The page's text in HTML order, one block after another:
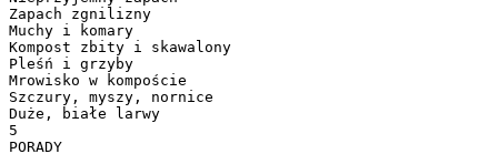
Zapach zgnilizny
Muchy i komary
Kompost zbity i skawalony
Pleśń i grzyby
Mrowisko w kompoście
Szczury, myszy, nornice
Duże, białe larwy
5
PORADY